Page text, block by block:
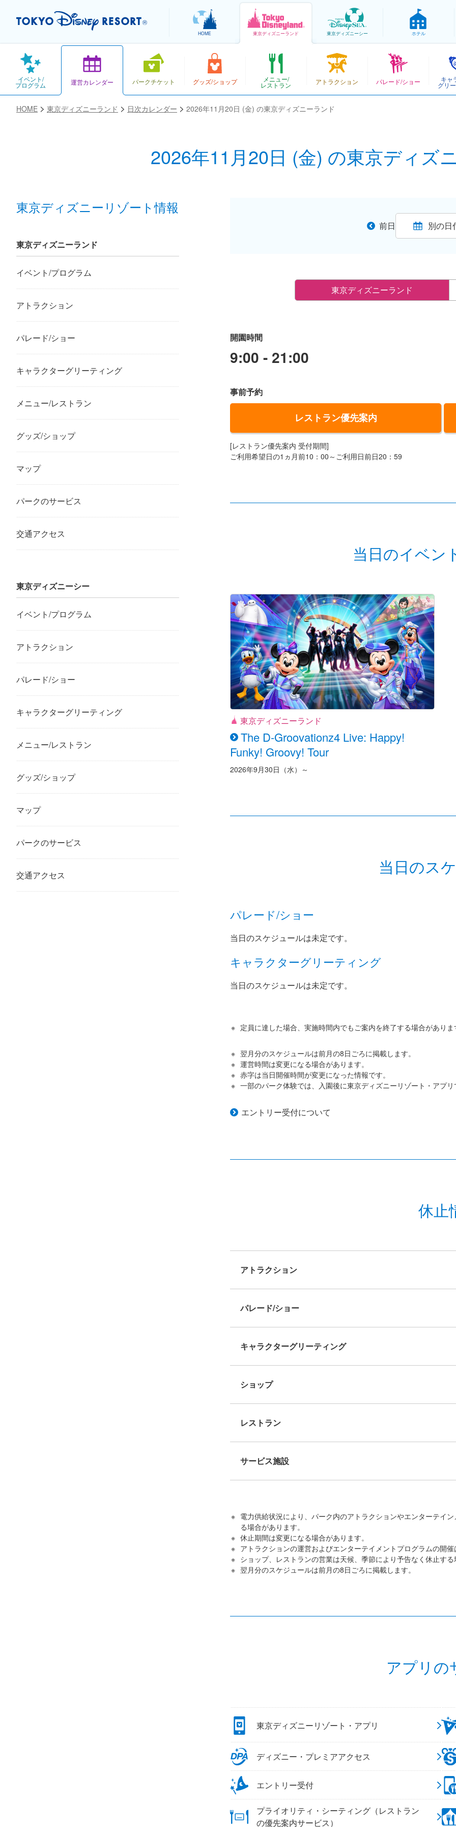
HOME 東京ディズニーランド 東京ディズニーシー ホテル
イベント/
プログラム 運営カレンダー パークチケット グッズ/ショップ メニュー/
レストラン アトラクション パレード/ショー キャ
グリ
HOME 東京ディズニーランド 日次カレンダー 2026年11月20日 (金) の東京ディズニーランド
2026年11月20日 (金) の東京ディズ
お気に入り
前日 別の日
東京ディズニーランド
開園時間
9:00 - 21:00
事前予約
レストラン優先案内
[レストラン優先案内 受付期間]
ご利用希望日の1ヵ月前10：00～ご利用日前日20：59
当日のイベン
東京ディズニーランド
The D-Groovationz4 Live: Happy!
Funky! Groovy! Tour
2026年9月30日（水）～
当日のス
パレード/ショー
当日のスケジュールは未定です。
キャラクターグリーティング
当日のスケジュールは未定です。
定員に達した場合、実施時間内でもご案内を終了する場合がありま
翌月分のスケジュールは前月の8日ごろに掲載します。
運営時間は変更になる場合があります。
赤字は当日開催時間が変更になった情報です。
一部のパーク体験では、入園後に東京ディズニーリゾート・アプ
エントリー受付について
休止
アトラクション
パレード/ショー
キャラクターグリーティング
ショップ
レストラン
サービス施設
電力供給状況により、パーク内のアトラクションやエンターテイ
る場合があります。
休止期間は変更になる場合があります。
アトラクションの運営およびエンターテイメントプログラムの開
ショップ、レストランの営業は天候、季節により予告なく休止す
翌月分のスケジュールは前月の8日ごろに掲載します。
アプリの
東京ディズニーリゾート・アプリ
ディズニー・プレミアアクセス
エントリー受付
プライオリティ・シーティング（レストラン
の優先案内サービス）
東京ディズニーリゾート情報
東京ディズニーランド
イベント/プログラム
アトラクション
パレード/ショー
キャラクターグリーティング
メニュー/レストラン
グッズ/ショップ
マップ
パークのサービス
交通アクセス
東京ディズニーシー
イベント/プログラム
アトラクション
パレード/ショー
キャラクターグリーティング
メニュー/レストラン
グッズ/ショップ
マップ
パークのサービス
交通アクセス